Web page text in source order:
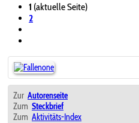
1 (aktuelle Seite)
2
Zur Autorenseite
Zum Steckbrief
Zum Aktivitäts-Index